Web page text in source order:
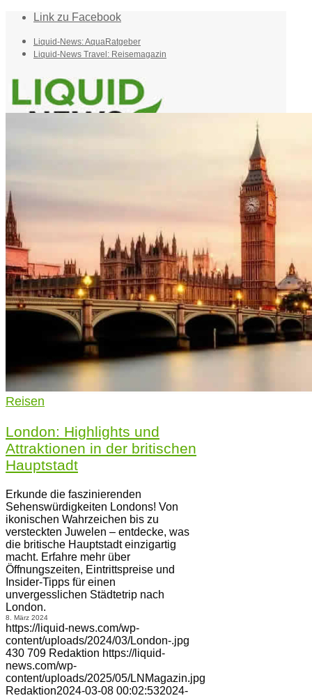
Link zu Facebook
Liquid-News: AquaRatgeber
Liquid-News Travel: Reisemagazin
Menü Menü
Reisen
London: Highlights und
Attraktionen in der britischen
Hauptstadt
Erkunde die faszinierenden
Sehenswürdigkeiten Londons! Von
ikonischen Wahrzeichen bis zu
versteckten Juwelen – entdecke, was
die britische Hauptstadt einzigartig
macht. Erfahre mehr über
Öffnungszeiten, Eintrittspreise und
Insider-Tipps für einen
unvergesslichen Städtetrip nach
London.
8. März 2024
https://liquid-news.com/wp-
content/uploads/2024/03/London-.jpg
430 709 Redaktion https://liquid-
news.com/wp-
content/uploads/2025/05/LNMagazin.jpg
Redaktion2024-03-08 00:02:532024-